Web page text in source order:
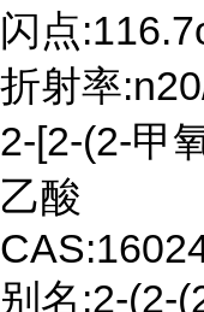
闪点
折射率
2-[2-(2-甲
乙酸
别名:2-(2-